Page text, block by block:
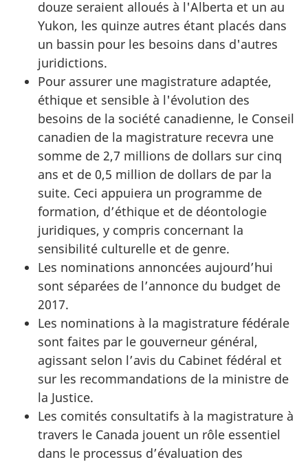
douze seraient alloués à l'Alberta et un au
Yukon, les quinze autres étant placés dans
un bassin pour les besoins dans d'autres
juridictions.
Pour assurer une magistrature adaptée,
éthique et sensible à l'évolution des
besoins de la société canadienne, le Conseil
canadien de la magistrature recevra une
somme de 2,7 millions de dollars sur cinq
ans et de 0,5 million de dollars de par la
suite. Ceci appuiera un programme de
formation, d’éthique et de déontologie
juridiques, y compris concernant la
sensibilité culturelle et de genre.
Les nominations annoncées aujourd’hui
sont séparées de l’annonce du budget de
2017.
Les nominations à la magistrature fédérale
sont faites par le gouverneur général,
agissant selon l’avis du Cabinet fédéral et
sur les recommandations de la ministre de
la Justice.
Les comités consultatifs à la magistrature à
travers le Canada jouent un rôle essentiel
dans le processus d’évaluation des